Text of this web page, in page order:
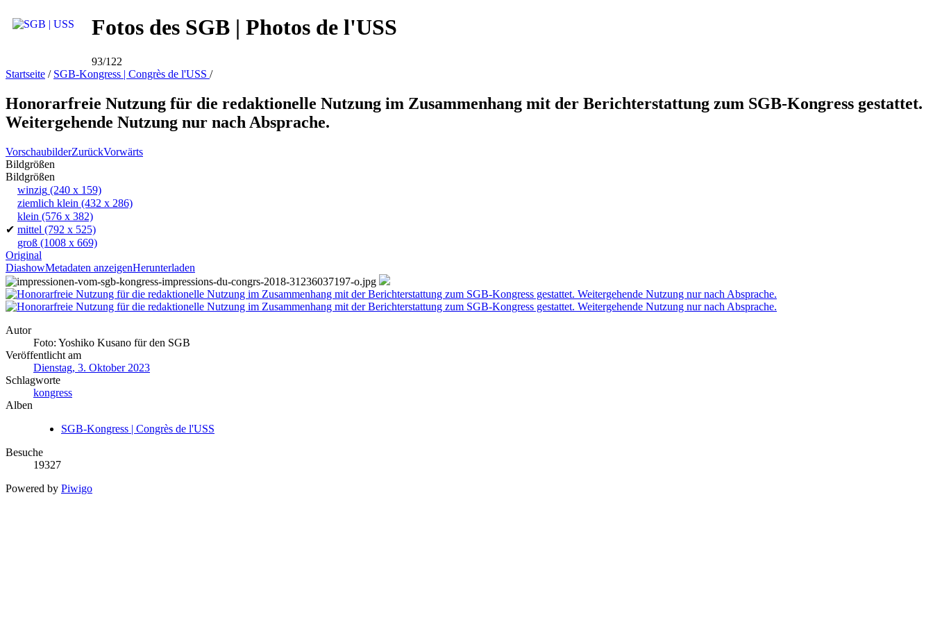
Fotos des SGB | Photos de l'USS
93/122
Startseite / SGB-Kongress | Congrès de l'USS /
Honorarfreie Nutzung für die redaktionelle Nutzung im Zusammenhang mit der Berichterstattung zum SGB-Kongress gestattet.
Weitergehende Nutzung nur nach Absprache.
VorschaubilderZurückVorwärts
Bildgrößen
Bildgrößen
winzig (240 x 159)
ziemlich klein (432 x 286)
klein (576 x 382)
✔ mittel (792 x 525)
groß (1008 x 669)
Original
DiashowMetadaten anzeigenHerunterladen
Autor
Foto: Yoshiko Kusano für den SGB
Veröffentlicht am
Dienstag, 3. Oktober 2023
Schlagworte
kongress
Alben
SGB-Kongress | Congrès de l'USS
Besuche
19327
Powered by Piwigo